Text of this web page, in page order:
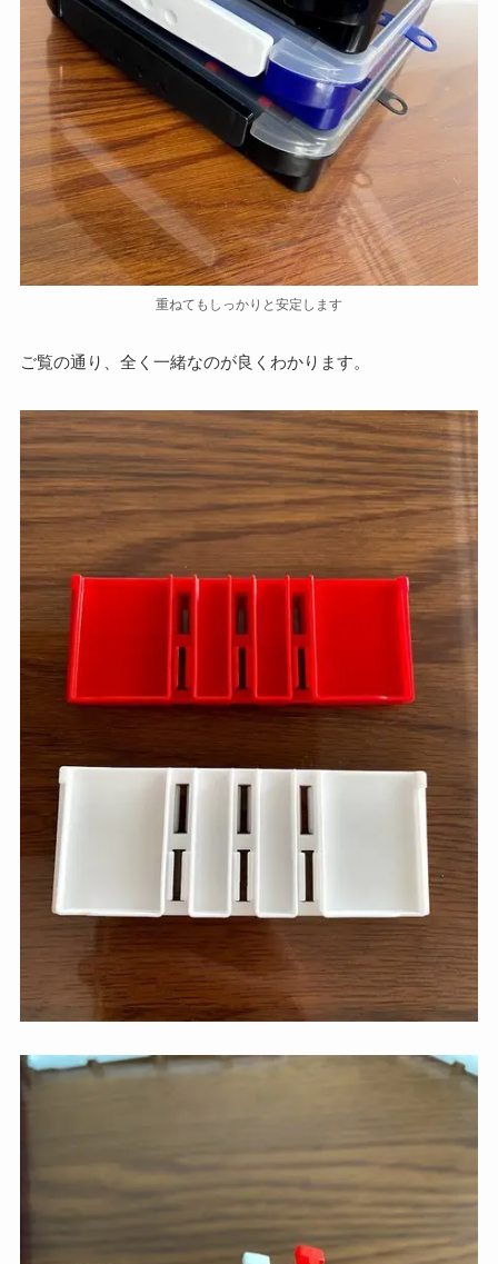
重ねてもしっかりと安定します
ご覧の通り、全く一緒なのが良くわかります。